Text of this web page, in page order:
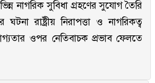
নাগরিক সুবিধা গ্রহণের সুযোগ তৈরি
রাষ্ট্রীয় নিরাপত্তা ও নাগরিকত্ব
ওপর নেতিবাচক প্রভাব ফেলতে